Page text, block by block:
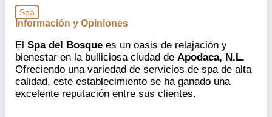
Spa
Información y Opiniones
El Spa del Bosque es un oasis de relajación y
bienestar en la bulliciosa ciudad de Apodaca, N.L.
Ofreciendo una variedad de servicios de spa de alta
calidad, este establecimiento se ha ganado una
excelente reputación entre sus clientes.